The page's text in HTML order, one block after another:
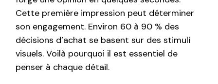
Cette première impression peut déterminer
son engagement. Environ 60 à 90 % des
décisions d’achat se basent sur des stimuli
visuels. Voilà pourquoi il est essentiel de
penser à chaque détail.